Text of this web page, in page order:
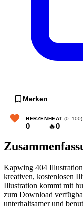
Merken
HERZEN
0
HEAT (0–100)
🔥0
Kapwing 404
kreativen, kostenlosen
Illustration kommt mit
zum Download
unterhaltsamer und